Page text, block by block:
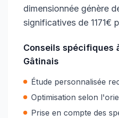
dimensionnée génère
significatives de 1171€
Conseils spécifiques
Gâtinais
Étude personnalisée
Optimisation selon
Prise en compte des